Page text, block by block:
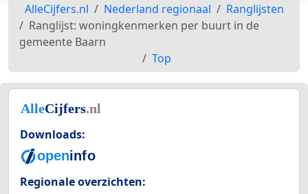
AlleCijfers.nl Nederland regionaal
Ranglijsten
Ranglijst: woningkenmerken per buurt in de
gemeente Baarn
Top
Downloads:
Regionale overzichten: